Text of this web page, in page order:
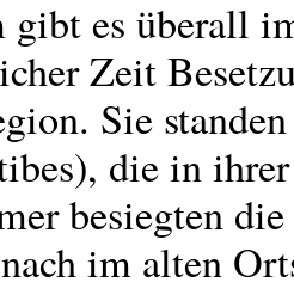
gibt es überall
Zeit
Sie
die in
besiegten
im alten